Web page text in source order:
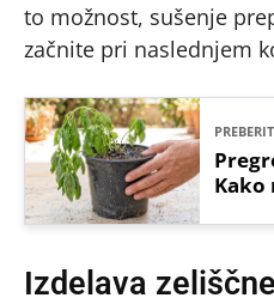
to možnost, sušenje
začnite pri naslednjem
Kako
Izdelava